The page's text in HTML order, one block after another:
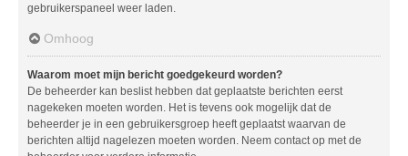
gebruikerspaneel weer laden.
Omhoog
Waarom moet mijn bericht goedgekeurd worden?
De beheerder kan beslist hebben dat geplaatste berichten eerst
nagekeken moeten worden. Het is tevens ook mogelijk dat de
beheerder je in een gebruikersgroep heeft geplaatst waarvan de
berichten altijd nagelezen moeten worden. Neem contact op met de